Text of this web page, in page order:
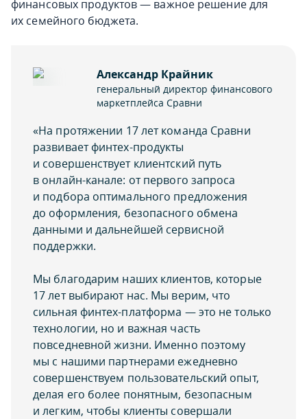
финансовых продуктов — важное решение для
их семейного бюджета.
Александр Крайник
генеральный директор финансового
маркетплейса Сравни
«На протяжении 17 лет команда Сравни
развивает финтех-продукты
и совершенствует клиентский путь
в онлайн-канале: от первого запроса
и подбора оптимального предложения
до оформления, безопасного обмена
данными и дальнейшей сервисной
поддержки.
Мы благодарим наших клиентов, которые
17 лет выбирают нас. Мы верим, что
сильная финтех-платформа — это не только
технологии, но и важная часть
повседневной жизни. Именно поэтому
мы с нашими партнерами ежедневно
совершенствуем пользовательский опыт,
делая его более понятным, безопасным
и легким, чтобы клиенты совершали